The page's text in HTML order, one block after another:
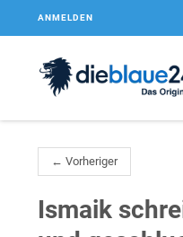
ANMELDEN
← Vorheriger
Ismaik